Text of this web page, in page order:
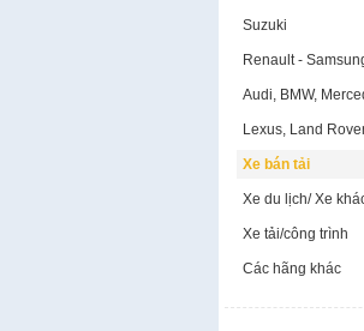
Suzuki
Renault -
Audi, BMW,
Lexus, Land
Xe bán tải
Xe du lịch/ Xe
Xe tải/công trình
Các hãng khác